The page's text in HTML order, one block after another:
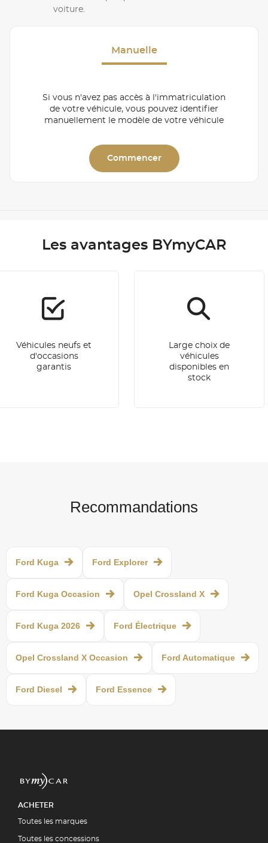
voiture.
Manuelle
Si vous n'avez pas accès à l'immatriculation
de votre véhicule, vous pouvez identifier
manuellement le modèle de votre véhicule
Commencer
Les avantages BYmyCAR
Véhicules neufs et
d'occasions
garantis
Large choix de
véhicules
disponibles en
stock
Recommandations
Ford Kuga Ford Explorer
Ford Kuga Occasion Opel Crossland X
Ford Kuga 2026 Ford Électrique
Opel Crossland X Occasion Ford Automatique
Ford Diesel Ford Essence
ACHETER
Toutes les marques
Toutes les concessions